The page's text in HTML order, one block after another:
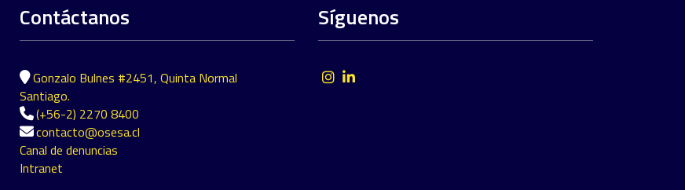
Contáctanos
Gonzalo Bulnes #2451, Quinta Normal
Santiago.
(+56-2) 2270 8400
contacto@osesa.cl
Canal de denuncias
Intranet
Síguenos